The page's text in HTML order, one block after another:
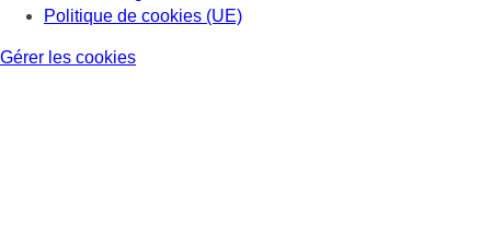
Politique de cookies (UE)
Gérer les cookies